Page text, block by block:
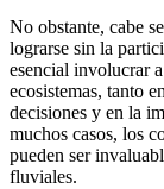
No obstante, cabe
lograrse sin la
esencial involucrar
ecosistemas, tanto
decisiones y en la
muchos casos, los
pueden ser
fluviales.